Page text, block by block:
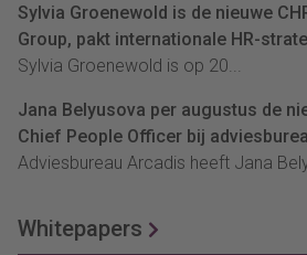
Sylvia Groenewold is de nieuwe
Group, pakt internationale HR-
Sylvia Groenewold is op 20...
Jana Belyusova per augustus de
Chief People Officer bij
Adviesbureau Arcadis heeft Jana
Whitepapers